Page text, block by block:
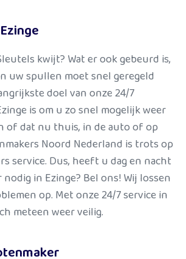
kwijt? Wat er ook gebeurd is,
uw spullen moet snel geregeld
doel van onze 24/7
is om u zo snel mogelijk weer
of dat nu thuis, in de auto of op
Noord Nederland is trots op
service. Dus, heeft u dag en nacht
in Ezinge? Bel ons! Wij lossen
op. Met onze 24/7 service in
meteen weer veilig.